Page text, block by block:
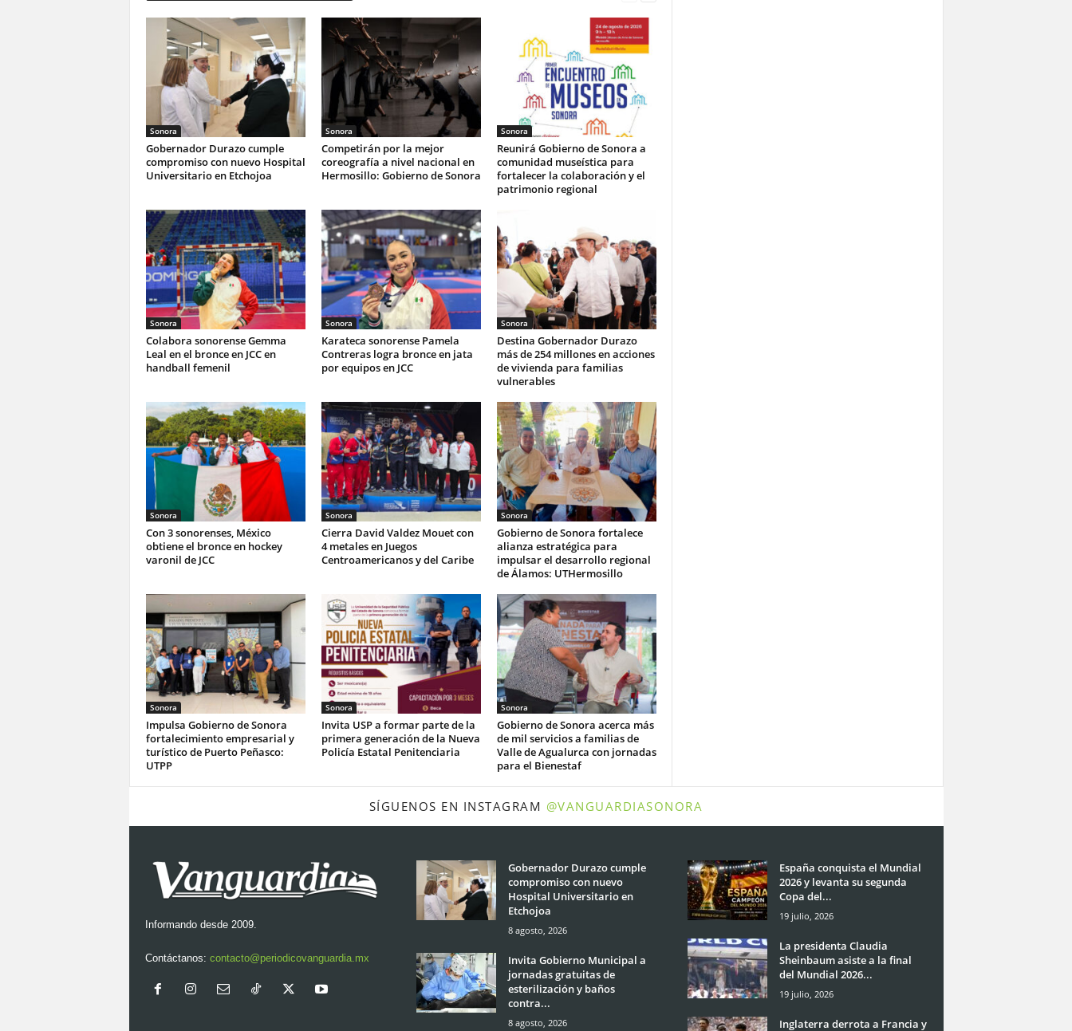
Sonora
Gobernador Durazo cumple
compromiso con nuevo Hospital
Universitario en Etchojoa
Sonora
Competirán por la mejor
coreografía a nivel nacional en
Hermosillo: Gobierno de Sonora
Sonora
Reunirá Gobierno de Sonora a
comunidad museística para
fortalecer la colaboración y el
patrimonio regional
Sonora
Colabora sonorense Gemma
Leal en el bronce en JCC en
handball femenil
Sonora
Karateca sonorense Pamela
Contreras logra bronce en jata
por equipos en JCC
Sonora
Destina Gobernador Durazo
más de 254 millones en acciones
de vivienda para familias
vulnerables
Sonora
Con 3 sonorenses, México
obtiene el bronce en hockey
varonil de JCC
Sonora
Cierra David Valdez Mouet con
4 metales en Juegos
Centroamericanos y del Caribe
Sonora
Gobierno de Sonora fortalece
alianza estratégica para
impulsar el desarrollo regional
de Álamos: UTHermosillo
Sonora
Impulsa Gobierno de Sonora
fortalecimiento empresarial y
turístico de Puerto Peñasco:
UTPP
Sonora
Invita USP a formar parte de la
primera generación de la Nueva
Policía Estatal Penitenciaria
Sonora
Gobierno de Sonora acerca más
de mil servicios a familias de
Valle de Agualurca con jornadas
para el Bienestaf
SÍGUENOS EN INSTAGRAM @VANGUARDIASONORA
Informando desde 2009.
Contáctanos: contacto@periodicovanguardia.mx
Gobernador Durazo cumple
compromiso con nuevo
Hospital Universitario en
Etchojoa
8 agosto, 2026
Invita Gobierno Municipal a
jornadas gratuitas de
esterilización y baños
contra...
8 agosto, 2026
España conquista el Mundial
2026 y levanta su segunda
Copa del...
19 julio, 2026
La presidenta Claudia
Sheinbaum asiste a la final
del Mundial 2026...
19 julio, 2026
Inglaterra derrota a Francia y